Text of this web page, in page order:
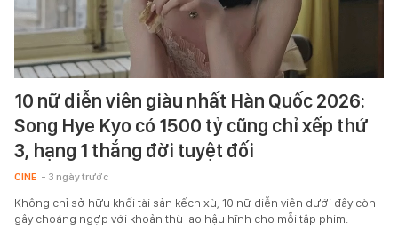
10 nữ diễn viên giàu nhất Hàn Quốc 2026:
Song Hye Kyo có 1500 tỷ cũng chỉ xếp thứ
3, hạng 1 thắng đời tuyệt đối
CINE - 3 ngày trước
Không chỉ sở hữu khối tài sản kếch xù, 10 nữ diễn viên dưới đây còn
gây choáng ngợp với khoản thù lao hậu hĩnh cho mỗi tập phim.